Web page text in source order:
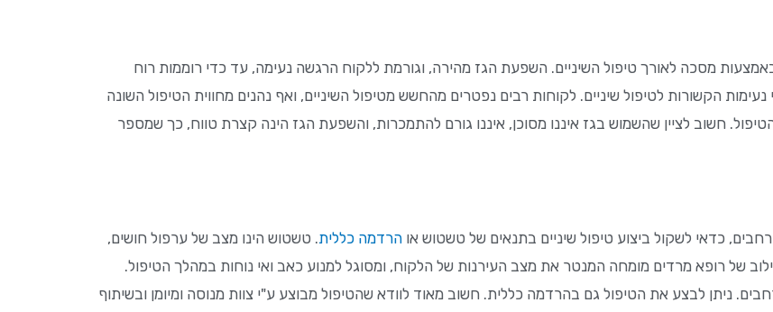
מסכה לאורך טיפול השיניים. השפעת הגז מהירה, וגורמת ללקוח הרגשה נעימה, עד כדי רוממות רוח
הקשורות לטיפול שיניים. לקוחות רבים נפטרים מהחשש מטיפול השיניים, ואף נהנים מחווית הטיפול השונה
חשוב לציין שהשמוש בגז איננו מסוכן, איננו גורם להתמכרות, והשפעת הגז הינה קצרת טווח, כך שמספר
כדאי לשקול ביצוע טיפול שיניים בתנאים של טשטוש או הרדמה כללית. טשטוש הינו מצב של ערפול חושים,
של רופא מרדים מומחה המנטר את מצב העירנות של הלקוח, ומסוגל למנוע כאב ואי נוחות במהלך הטיפול.
ניתן לבצע את הטיפול גם בהרדמה כללית. חשוב מאוד לוודא שהטיפול מבוצע ע"י צוות מנוסה ומיומן ובשיתוף